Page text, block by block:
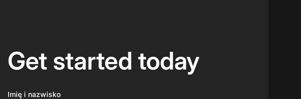
Get started today
Imię i nazwisko